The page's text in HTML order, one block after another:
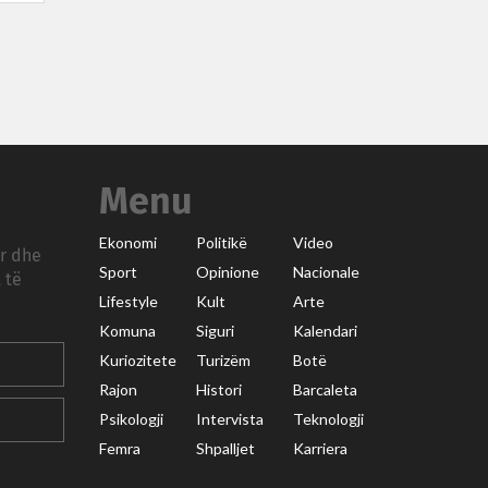
dhe
të
Menu
Ekonomi Politikë
Video
Sport
Opinione
Nacionale
Lifestyle
Kult
Arte
Komuna
Siguri
Kalendari
Kuriozitete
Turizëm
Botë
Rajon
Histori
Barcaleta
Psikologji
Intervista
Teknologji
Femra
Shpalljet Karriera